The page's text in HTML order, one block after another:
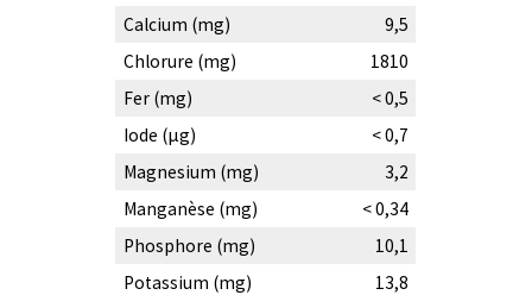
Calcium (mg)
9,5
Chlorure (mg)
1810
Fer (mg)
< 0,5
Iode (µg)
< 0,7
Magnesium (mg)
3,2
Manganèse (mg)
< 0,34
Phosphore (mg)
10,1
Potassium (mg)
13,8